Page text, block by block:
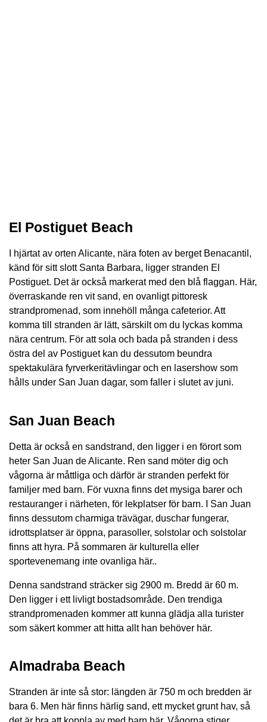
El Postiguet Beach
I hjärtat av orten Alicante, nära foten av berget Benacantil,
känd för sitt slott Santa Barbara, ligger stranden El
Postiguet. Det är också markerat med den blå flaggan. Här,
överraskande ren vit sand, en ovanligt pittoresk
strandpromenad, som innehöll många cafeterior. Att
komma till stranden är lätt, särskilt om du lyckas komma
nära centrum. För att sola och bada på stranden i dess
östra del av Postiguet kan du dessutom beundra
spektakulära fyrverkeritävlingar och en lasershow som
hålls under San Juan dagar, som faller i slutet av juni.
San Juan Beach
Detta är också en sandstrand, den ligger i en förort som
heter San Juan de Alicante. Ren sand möter dig och
vågorna är måttliga och därför är stranden perfekt för
familjer med barn. För vuxna finns det mysiga barer och
restauranger i närheten, för lekplatser för barn. I San Juan
finns dessutom charmiga trävägar, duschar fungerar,
idrottsplatser är öppna, parasoller, solstolar och solstolar
finns att hyra. På sommaren är kulturella eller
sportevenemang inte ovanliga här..
Denna sandstrand sträcker sig 2900 m. Bredd är 60 m.
Den ligger i ett livligt bostadsområde. Den trendiga
strandpromenaden kommer att kunna glädja alla turister
som säkert kommer att hitta allt han behöver här.
Almadraba Beach
Stranden är inte så stor: längden är 750 m och bredden är
bara 6. Men här finns härlig sand, ett mycket grunt hav, så